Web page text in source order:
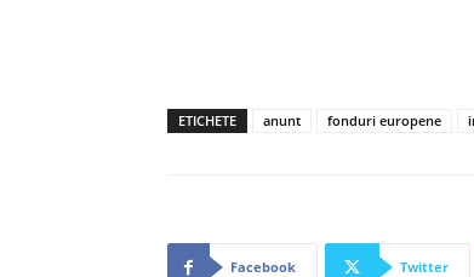
ETICHETE anunt fonduri europene
Facebook Twitter